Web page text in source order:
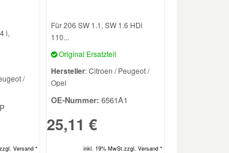
i,
/
Versand *
Für 206 SW 1.1, SW 1.6 HDi
110...
Original Ersatzteil
Hersteller: Citroen / Peugeot /
Opel
OE-Nummer: 6561A1
25,11 €
inkl. 19% MwSt.zzgl. Versand *